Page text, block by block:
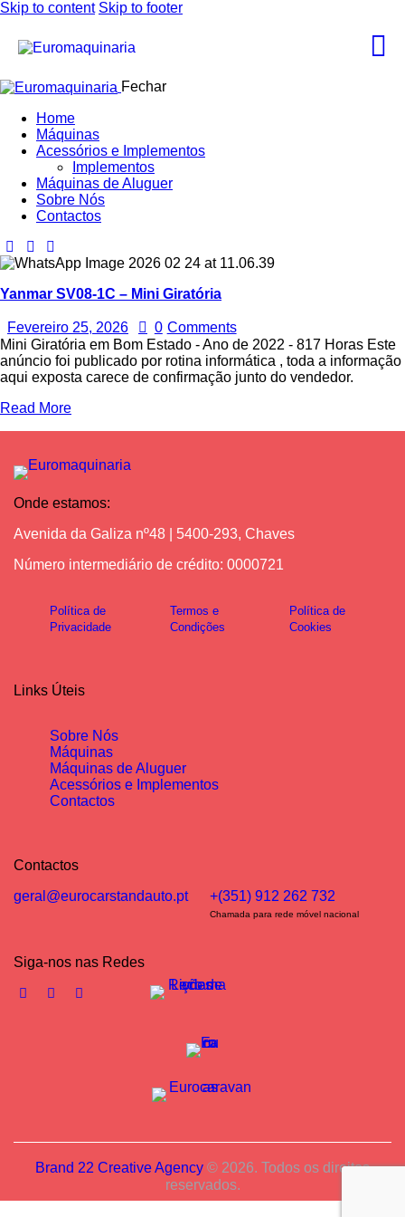
Skip to content Skip to footer
Fechar
Home
Máquinas
Acessórios e Implementos
Implementos
Máquinas de Aluguer
Sobre Nós
Contactos
Yanmar SV08-1C – Mini Giratória
Fevereiro 25, 2026 0 Comments
Mini Giratória em Bom Estado - Ano de 2022 - 817 Horas Este
anúncio foi publicado por rotina informática , toda a informação
aqui exposta carece de confirmação junto do vendedor.
Read More
Onde estamos:
Avenida da Galiza nº48 | 5400-293, Chaves
Número intermediário de crédito: 0000721
Política de
Privacidade
Termos e
Condições
Política de
Cookies
Links Úteis
Sobre Nós
Máquinas
Máquinas de Aluguer
Acessórios e Implementos
Contactos
Contactos
geral@eurocarstandauto.pt
+(351) 912 262 732
Chamada para rede móvel nacional
Siga-nos nas Redes
Brand 22 Creative Agency © 2026. Todos os direitos
reservados.